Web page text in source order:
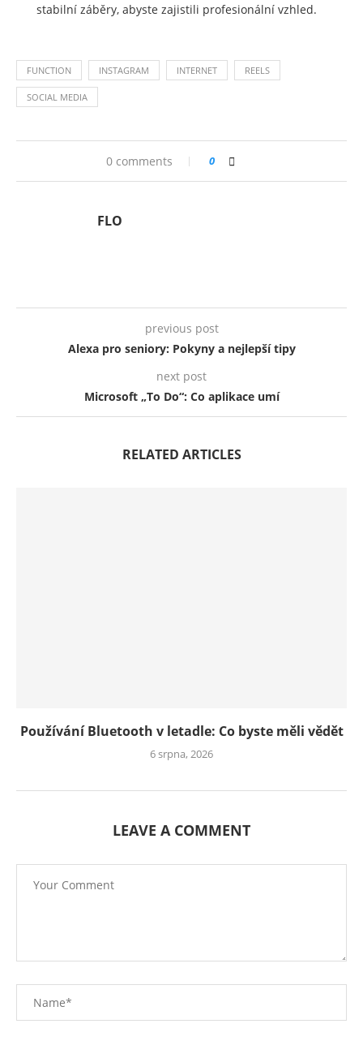
stabilní záběry, abyste zajistili profesionální vzhled.
FUNCTION INSTAGRAM INTERNET REELS
SOCIAL MEDIA
0 comments 0
FLO
previous post
Alexa pro seniory: Pokyny a nejlepší tipy
next post
Microsoft „To Do“: Co aplikace umí
RELATED ARTICLES
Používání Bluetooth v letadle: Co byste měli vědět
6 srpna, 2026
LEAVE A COMMENT